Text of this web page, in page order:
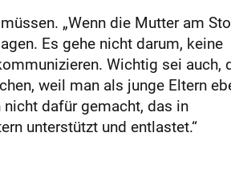
„Wenn die Mutter am
Es gehe nicht darum, keine
Wichtig sei auch,
weil man als junge Eltern
dafür gemacht, das in
unterstützt und entlastet.“